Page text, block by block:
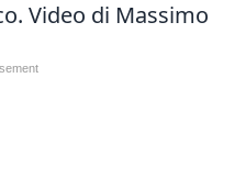
Video di Massimo